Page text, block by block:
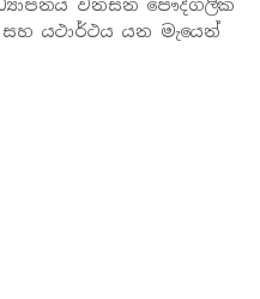
වනසන පෞද්ගලික
සහ යථාර්ථය යන මැයෙන්